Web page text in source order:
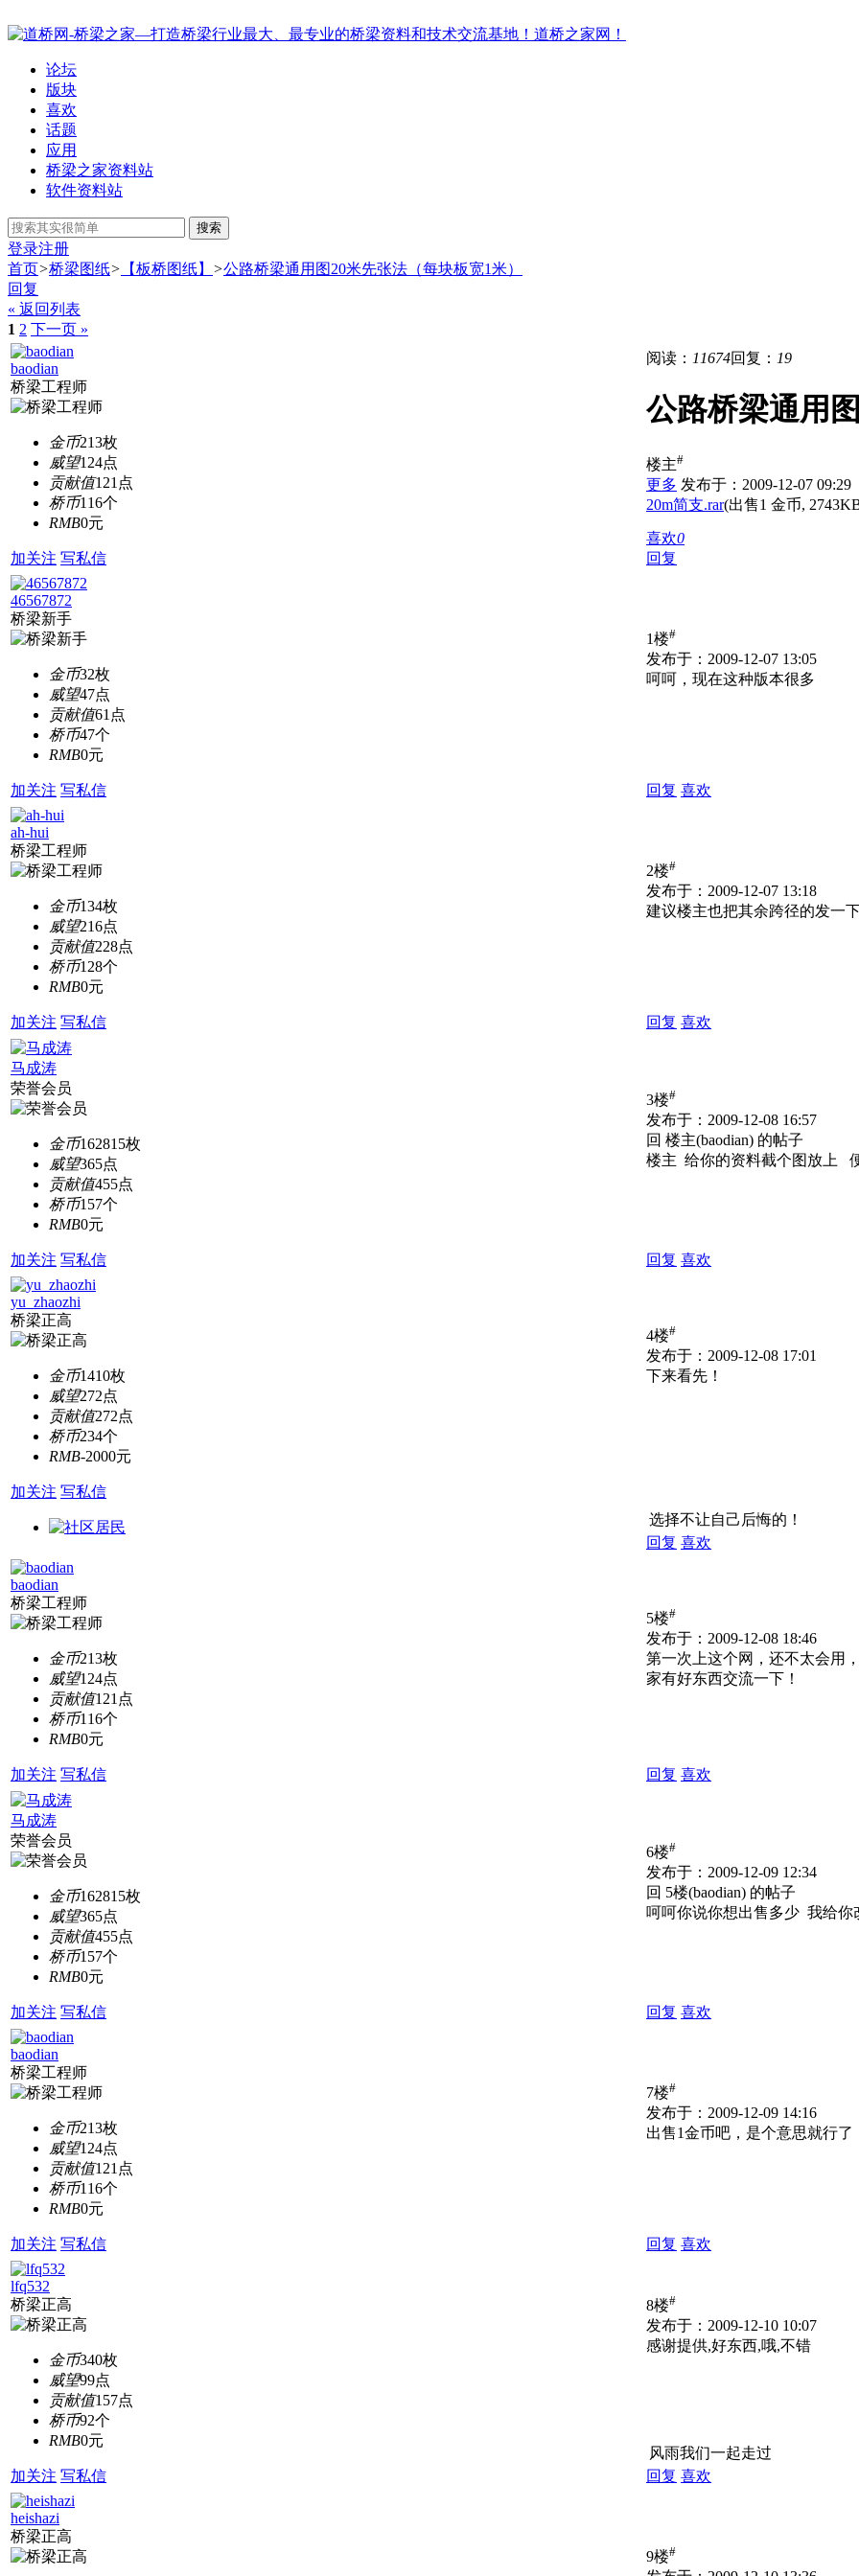
论坛
版块
喜欢
话题
应用
桥梁之家资料站
软件资料站
搜索
登录注册
首页>桥梁图纸> 【板桥图纸】 >公路桥梁通用图20米先张法（每块板宽1米）
回复
« 返回列表
1 2 下一页 »
baodian
桥梁工程师
金币213枚
威望124点
贡献值121点
桥币116个
RMB0元
加关注 写私信
阅读： 11674回复： 19
公路桥梁通用
楼主#
更多 发布于：2009-12-07 09:29
20m简支.rar(出售1 金币, 2743
喜欢0
回复
46567872
桥梁新手
金币32枚
威望47点
贡献值61点
桥币47个
RMB0元
加关注 写私信
1楼#
发布于：2009-12-07 13:05
呵呵，现在这种版本很多
回复 喜欢
ah-hui
桥梁工程师
金币134枚
威望216点
贡献值228点
桥币128个
RMB0元
加关注 写私信
2楼#
发布于：2009-12-07 13:18
建议楼主也把其余跨径的发一下
回复 喜欢
马成涛
荣誉会员
金币162815枚
威望365点
贡献值455点
桥币157个
RMB0元
加关注 写私信
3楼#
发布于：2009-12-08 16:57
回 楼主(baodian) 的帖子
楼主 给你的资料截个图放上
回复 喜欢
yu_zhaozhi
桥梁正高
金币1410枚
威望272点
贡献值272点
桥币234个
RMB-2000元
加关注 写私信
4楼#
发布于：2009-12-08 17:01
下来看先！
选择不让自己后悔的！
回复 喜欢
baodian
桥梁工程师
金币213枚
威望124点
贡献值121点
桥币116个
RMB0元
加关注 写私信
5楼#
发布于：2009-12-08 18:46
第一次上这个网，还不太会用
家有好东西交流一下！
回复 喜欢
马成涛
荣誉会员
金币162815枚
威望365点
贡献值455点
桥币157个
RMB0元
加关注 写私信
6楼#
发布于：2009-12-09 12:34
回 5楼(baodian) 的帖子
呵呵你说你想出售多少 我给你
回复 喜欢
baodian
桥梁工程师
金币213枚
威望124点
贡献值121点
桥币116个
RMB0元
加关注 写私信
7楼#
发布于：2009-12-09 14:16
出售1金币吧，是个意思就行了
回复 喜欢
lfq532
桥梁正高
金币340枚
威望99点
贡献值157点
桥币92个
RMB0元
加关注 写私信
8楼#
发布于：2009-12-10 10:07
感谢提供,好东西,哦,不错
风雨我们一起走过
回复 喜欢
heishazi
桥梁正高
9楼#